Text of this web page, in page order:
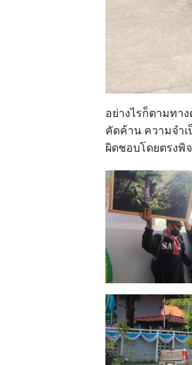
อย่างไรก็ตามทา
คัดค้าน ความจำ
ผิดชอบโดยตรงพิ